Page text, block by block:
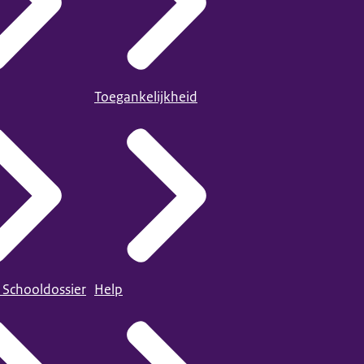
Toegankelijkheid
Help